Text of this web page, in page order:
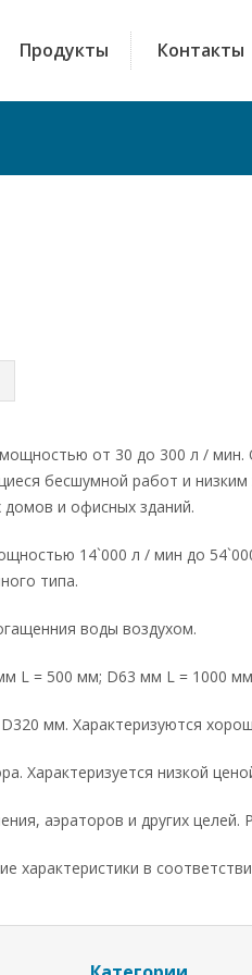
Продукты Контакты
Номер
от 30 до 300 л /
бесшумной работ и
и офисных зданий.
14`000 л / мин до
типа.
воды воздухом.
L = 500 мм; D63 мм L = 1000
мм. Характеризуются
Характеризуется низкой
аэраторов и других
характеристики в